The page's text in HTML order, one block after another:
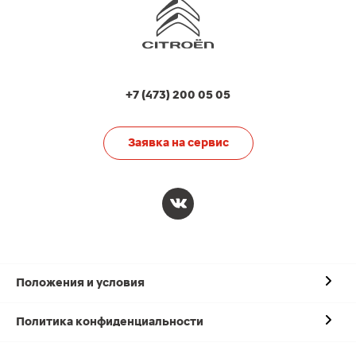
+7 (473) 200 05 05
Заявка на сервис
Положения и условия
Политика конфиденциальности